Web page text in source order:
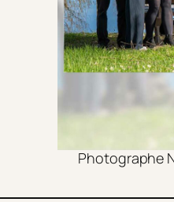
Photographe